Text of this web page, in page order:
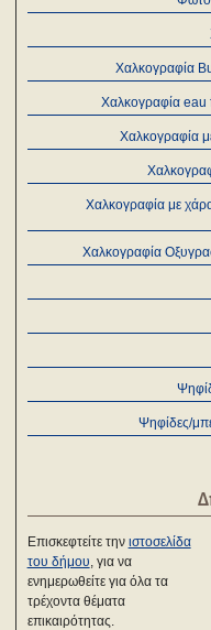
Χαλκογραφία
Χαλκογραφία
Χαλκογραφία
Χαλκογραφία με
Χαλκογραφία
Ψηφίδες/
Επισκεφτείτε την ιστοσελίδα
του δήμου, για να
ενημερωθείτε για όλα τα
τρέχοντα θέματα
επικαιρότητας.